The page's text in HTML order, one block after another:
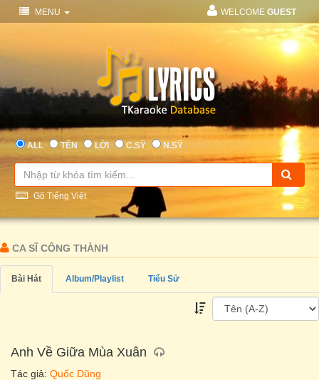
MENU WELCOME GUEST
ALL TÊN LỜI C.SỸ N.SỸ
Gõ Tiếng Việt
CA SĨ CÔNG THÀNH
Bài Hát Album/Playlist Tiểu Sử
Anh Về Giữa Mùa Xuân
Tác giả: Quốc Dũng